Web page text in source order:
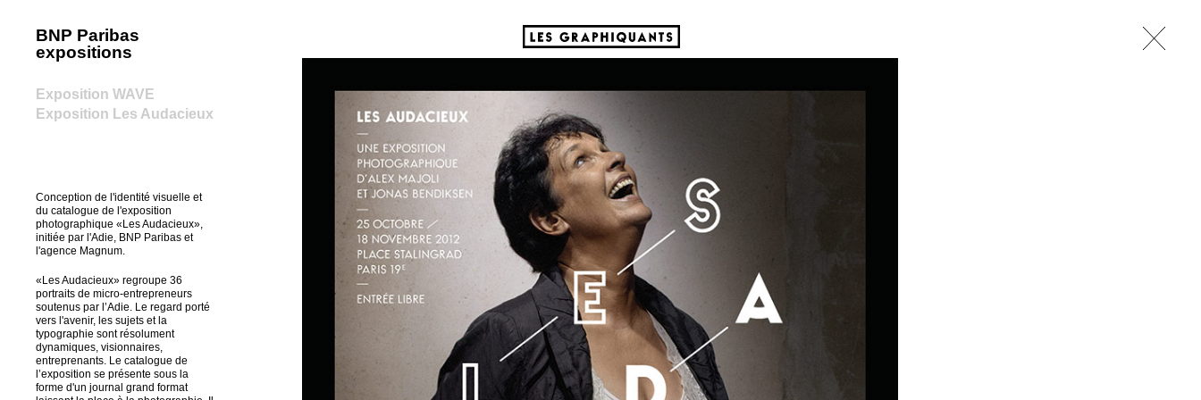
studio
home
BNP Paribas
expositions
Exposition WAVE
Exposition Les Audacieux
Conception de l'identité visuelle et
du catalogue de l'exposition
photographique «Les Audacieux»,
initiée par l'Adie, BNP Paribas et
l'agence Magnum.
«Les Audacieux» regroupe 36
portraits de micro-entrepreneurs
soutenus par l’Adie. Le regard porté
vers l'avenir, les sujets et la
typographie sont résolument
dynamiques, visionnaires,
entreprenants. Le catalogue de
l’exposition se présente sous la
forme d'un journal grand format